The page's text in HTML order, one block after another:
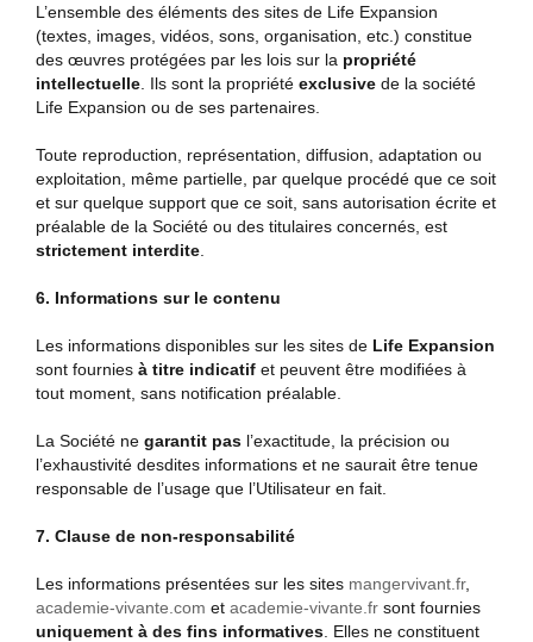
L’ensemble des éléments des sites de Life Expansion
(textes, images, vidéos, sons, organisation, etc.) constitue
des œuvres protégées par les lois sur la propriété
intellectuelle . Ils sont la propriété exclusive de la société
Life Expansion ou de ses partenaires.
Toute reproduction, représentation, diffusion, adaptation ou
exploitation, même partielle, par quelque procédé que ce soit
et sur quelque support que ce soit, sans autorisation écrite et
préalable de la Société ou des titulaires concernés, est
strictement interdite
6. Informations sur le contenu
Les informations disponibles sur les sites de Life Expansion
sont fournies à titre indicatif et peuvent être modifiées à
tout moment, sans notification préalable.
La Société ne garantit pas l’exactitude, la précision ou
l’exhaustivité desdites informations et ne saurait être tenue
responsable de l’usage que l’Utilisateur en fait.
7. Clause de non-responsabilité
Les informations présentées sur les sites mangervivant.fr,
academie-vivante.com et academie-vivante.fr sont fournies
uniquement à des fins informatives . Elles ne constituent